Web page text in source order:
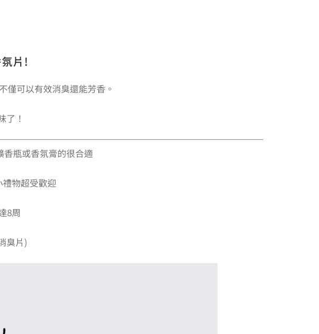
片!
僅可以有效消臭還能芳香。
了！
瓶或香氛膏的很合適
物超受歡迎
8周
臭片)